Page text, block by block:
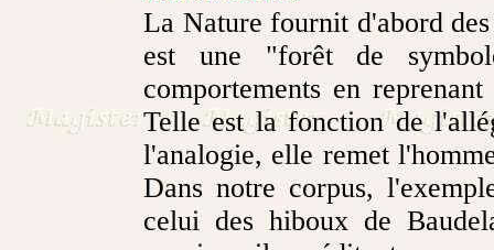
La Nature fournit d'abord
est une "forêt de
comportements en
Telle est la fonction de
l'analogie, elle remet
Dans notre corpus,
celui des hiboux de